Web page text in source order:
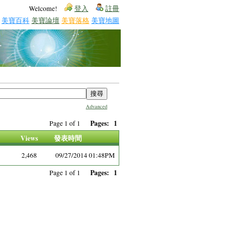
Welcome! 登入 註冊
美寶百科 美寶論壇 美寶落格 美寶地圖
Advanced
Page 1 of 1 Pages: 1
Views 發表時間
2,468
09/27/2014 01:48PM
Page 1 of 1 Pages: 1